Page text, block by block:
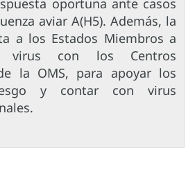
aviar A(H5). Además, la
a los Estados Miembros a
virus con los Centros
la OMS, para apoyar los
y contar con virus